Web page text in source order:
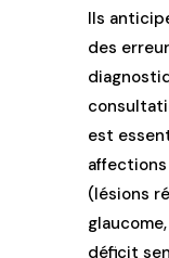
Ils
des
est
(lésions
déficit